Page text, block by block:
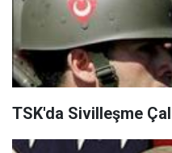
TSK'da Sivilleşme